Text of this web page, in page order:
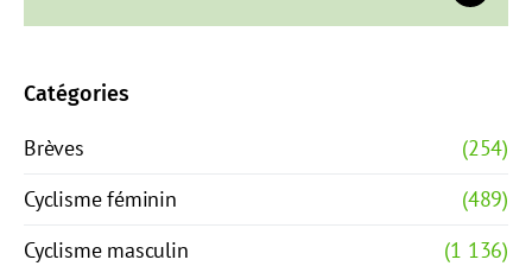
Catégories
Brèves
(254)
Cyclisme féminin
(489)
Cyclisme masculin
(1 136)